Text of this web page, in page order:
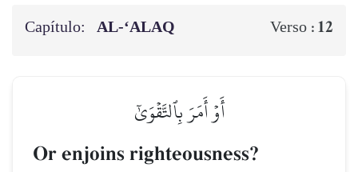
Capítulo: AL‑‘ALAQ Verso : 12
أَوۡ أَمَرَ بِٱلتَّقۡوَىٰٓ
Or enjoins righteousness?